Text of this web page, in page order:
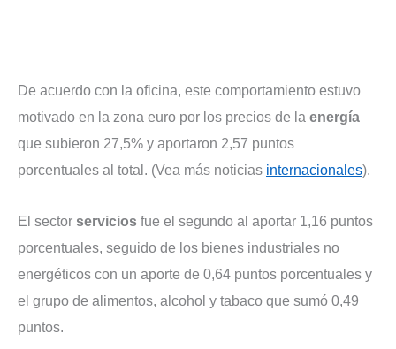
De acuerdo con la oficina, este comportamiento estuvo
motivado en la zona euro por los precios de la energía
que subieron 27,5% y aportaron 2,57 puntos
porcentuales al total. (Vea más noticias internacionales).
El sector servicios fue el segundo al aportar 1,16 puntos
porcentuales, seguido de los bienes industriales no
energéticos con un aporte de 0,64 puntos porcentuales y
el grupo de alimentos, alcohol y tabaco que sumó 0,49
puntos.